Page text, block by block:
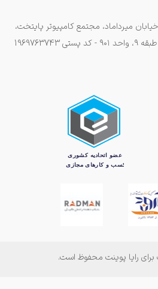
رایا پوینت محفوظ است.
میرداماد، مجتمع کامپیوتر پایتخت،